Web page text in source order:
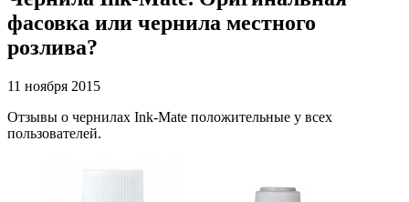
фасовка или чернила местного
розлива?
11 ноября 2015
Отзывы о чернилах Ink-Mate положительные у всех
пользователей.